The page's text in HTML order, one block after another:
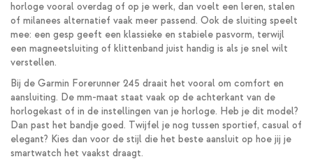
horloge vooral overdag of op je werk, dan voelt een leren, stalen
of milanees alternatief vaak meer passend. Ook de sluiting speelt
mee: een gesp geeft een klassieke en stabiele pasvorm, terwijl
een magneetsluiting of klittenband juist handig is als je snel wilt
verstellen.
Bij de Garmin Forerunner 245 draait het vooral om comfort en
aansluiting. De mm-maat staat vaak op de achterkant van de
horlogekast of in de instellingen van je horloge. Heb je dit model?
Dan past het bandje goed. Twijfel je nog tussen sportief, casual of
elegant? Kies dan voor de stijl die het beste aansluit op hoe jij je
smartwatch het vaakst draagt.